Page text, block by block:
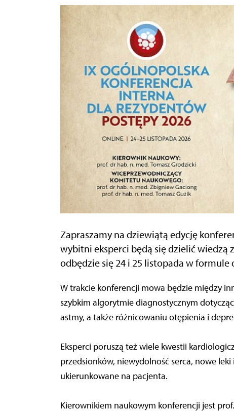
Zapraszamy na dziewiątą edycję
wybitni eksperci będą się dzielić wiedzą
odbędzie się 24 i 25 listopada w formule
W trakcie konferencji mowa będzie między
szybkim algorytmie diagnostycznym
astmy, a także różnicowaniu otępienia i
Eksperci poruszą też wiele kwestii
przedsionków, niewydolność serca, nowe
ukierunkowane na pacjenta.
Kierownikiem naukowym konferencji jest